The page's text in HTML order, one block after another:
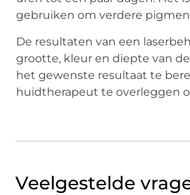
gebruiken om verdere
De resultaten van een
grootte, kleur en diepte van
het gewenste resultaat te
huidtherapeut te overleggen
Veelgestelde